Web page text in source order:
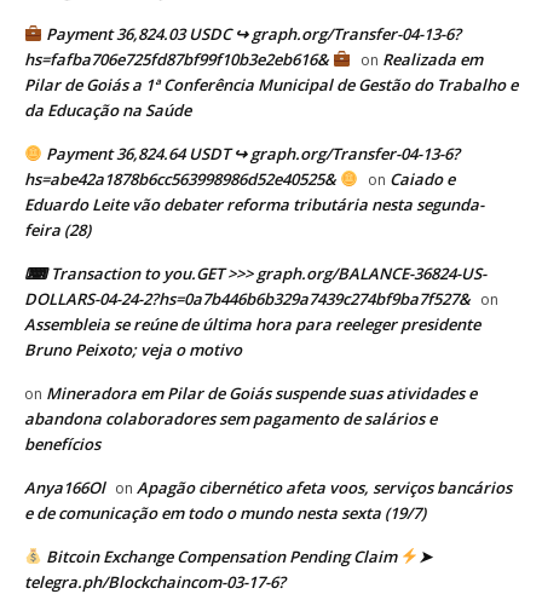
Payment 36,824.03 USDC ↪ graph.org/Transfer-04-13-6?
hs=fafba706e725fd87bf99f10b3e2eb616&
on Realizada em
Pilar de Goiás a 1ª Conferência Municipal de Gestão do Trabalho e
da Educação na Saúde
Payment 36,824.64 USDT ↪ graph.org/Transfer-04-13-6?
hs=abe42a1878b6cc563998986d52e40525&
on Caiado e
Eduardo Leite vão debater reforma tributária nesta segunda-
feira (28)
⌨ Transaction to you.GET >>> graph.org/BALANCE-36824-US-
DOLLARS-04-24-2?hs=0a7b446b6b329a7439c274bf9ba7f527& on
Assembleia se reúne de última hora para reeleger presidente
Bruno Peixoto; veja o motivo
on Mineradora em Pilar de Goiás suspende suas atividades e
abandona colaboradores sem pagamento de salários e
benefícios
Anya166Ol on Apagão cibernético afeta voos, serviços bancários
e de comunicação em todo o mundo nesta sexta (19/7)
Bitcoin Exchange Compensation Pending Claim
➤
telegra.ph/Blockchaincom-03-17-6?